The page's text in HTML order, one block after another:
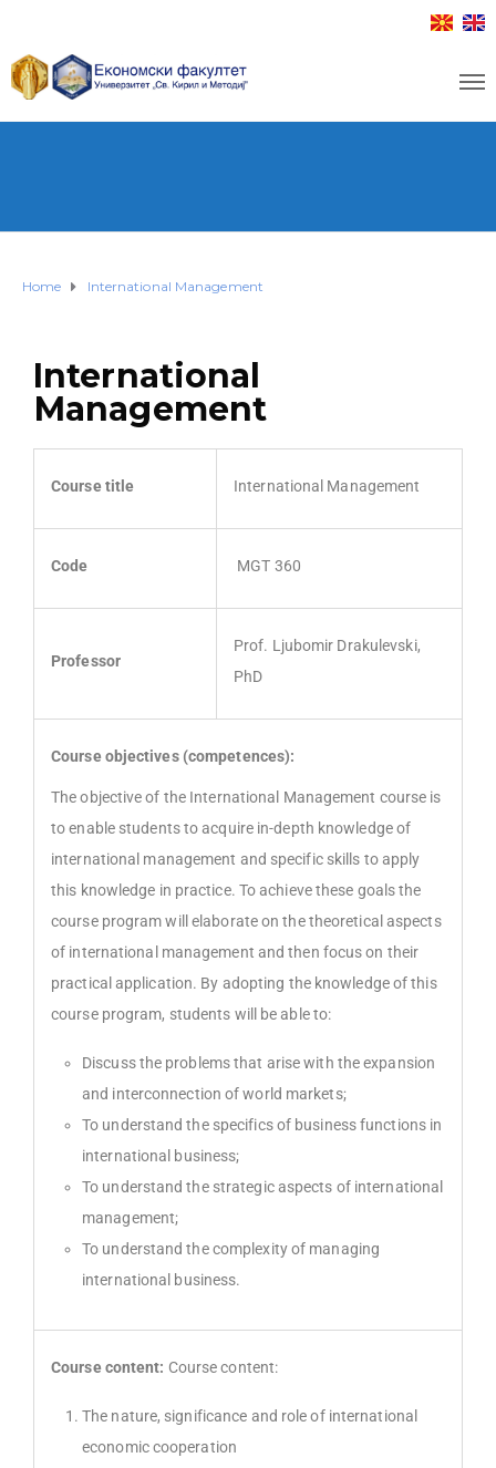
Home International Мanagement
International
Мanagement
Course title International Management
Code MGT 360
Professor
Prof. Ljubomir Drakulevski,
PhD
Course objectives (competences):
The objective of the International Management course is
to enable students to acquire in-depth knowledge of
international management and specific skills to apply
this knowledge in practice. To achieve these goals the
course program will elaborate on the theoretical aspects
of international management and then focus on their
practical application. By adopting the knowledge of this
course program, students will be able to:
Discuss the problems that arise with the expansion
and interconnection of world markets;
To understand the specifics of business functions in
international business;
To understand the strategic aspects of international
management;
To understand the complexity of managing
international business.
Course content: Course content:
The nature, significance and role of international
economic cooperation